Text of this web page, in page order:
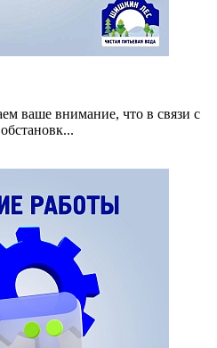
ваше внимание, что в связи с